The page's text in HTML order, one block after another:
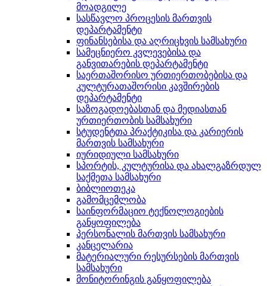
მოადგილე
სასწავლო პროცესის მართვის
დეპარტამენტი
ფინანსებისა და აღრიცხვის სამსახური
სამეცნიერო კვლევებისა და
განვითარების დეპარტამენტი
საერთაშორისო ურთიერთობებისა და
კულტურათაშორისი კავშირების
დეპარტამენტი
საზოგადოებასთან და მედიასთან
ურთიერთობის სამსახური
სტუდენტთა პრაქტიკისა და კარიერის
მართვის სამსახური
იურიდიული სამსახური
სპორტის, კულტურისა და ახალგაზრდულ
საქმეთა სამსახური
ბიბლიოთეკა
გამომცემლობა
საინფორმაციო ტექნოლოგიების
განყოფილება
პერსონალის მართვის სამსახური
კანცელარია
მატერიალური რესურსების მართვის
სამსახური
მონიტორინგის განყოფილება